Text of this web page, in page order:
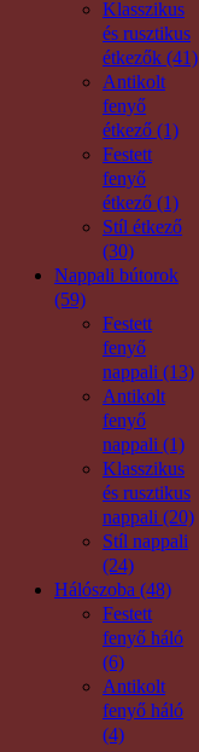
Klasszikus
és rusztikus
étkezők (41)
Antikolt
fenyő
étkező (1)
Festett
fenyő
étkező (1)
Stíl étkező
(30)
Nappali bútorok
(59)
Festett
fenyő
nappali (13)
Antikolt
fenyő
nappali (1)
Klasszikus
és rusztikus
nappali (20)
Stíl nappali
(24)
Hálószoba (48)
Festett
fenyő háló
(6)
Antikolt
fenyő háló
(4)